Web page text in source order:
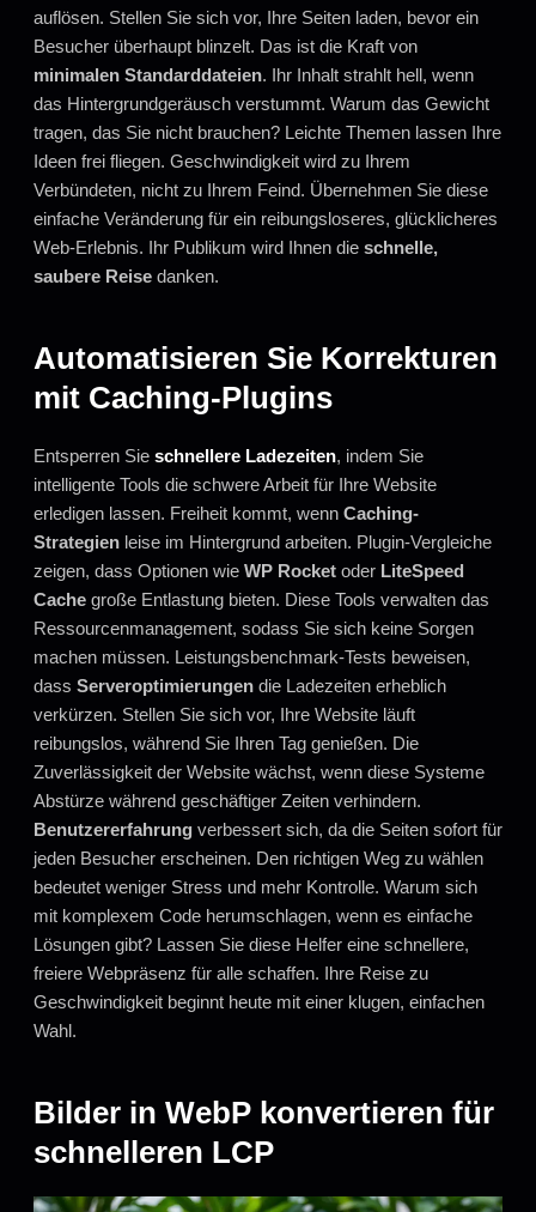
auflösen. Stellen Sie sich vor, Ihre Seiten laden, bevor ein
Besucher überhaupt blinzelt. Das ist die Kraft von
minimalen Standarddateien. Ihr Inhalt strahlt hell, wenn
das Hintergrundgeräusch verstummt. Warum das Gewicht
tragen, das Sie nicht brauchen? Leichte Themen lassen Ihre
Ideen frei fliegen. Geschwindigkeit wird zu Ihrem
Verbündeten, nicht zu Ihrem Feind. Übernehmen Sie diese
einfache Veränderung für ein reibungsloseres, glücklicheres
Web-Erlebnis. Ihr Publikum wird Ihnen die schnelle,
saubere Reise danken.
Automatisieren Sie Korrekturen
mit Caching-Plugins
Entsperren Sie schnellere Ladezeiten, indem Sie
intelligente Tools die schwere Arbeit für Ihre Website
erledigen lassen. Freiheit kommt, wenn Caching-
Strategien leise im Hintergrund arbeiten. Plugin-Vergleiche
zeigen, dass Optionen wie WP Rocket oder LiteSpeed
Cache große Entlastung bieten. Diese Tools verwalten das
Ressourcenmanagement, sodass Sie sich keine Sorgen
machen müssen. Leistungsbenchmark-Tests beweisen,
dass Serveroptimierungen die Ladezeiten erheblich
verkürzen. Stellen Sie sich vor, Ihre Website läuft
reibungslos, während Sie Ihren Tag genießen. Die
Zuverlässigkeit der Website wächst, wenn diese Systeme
Abstürze während geschäftiger Zeiten verhindern.
Benutzererfahrung verbessert sich, da die Seiten sofort für
jeden Besucher erscheinen. Den richtigen Weg zu wählen
bedeutet weniger Stress und mehr Kontrolle. Warum sich
mit komplexem Code herumschlagen, wenn es einfache
Lösungen gibt? Lassen Sie diese Helfer eine schnellere,
freiere Webpräsenz für alle schaffen. Ihre Reise zu
Geschwindigkeit beginnt heute mit einer klugen, einfachen
Wahl.
Bilder in WebP konvertieren für
schnelleren LCP